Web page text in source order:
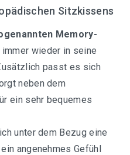
Sitzkissens
Memory-
wieder in seine
passt es sich
neben dem
ein sehr bequemes
unter dem Bezug eine
angenehmes Gefühl